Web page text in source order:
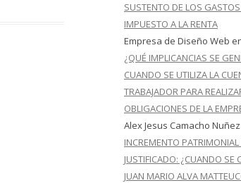
SUSTENTO DE LOS
IMPUESTO A LA RENTA
Empresa de Diseño Web
¿QUÉ IMPLICANCIAS SE
CUANDO SE UTILIZA LA
TRABAJADOR PARA
OBLIGACIONES DE LA
Alex Jesus Camacho Nuñez
INCREMENTO
JUSTIFICADO: ¿CUANDO SE
JUAN MARIO ALVA